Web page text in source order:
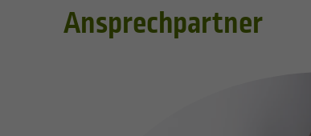
Ansprechpartner